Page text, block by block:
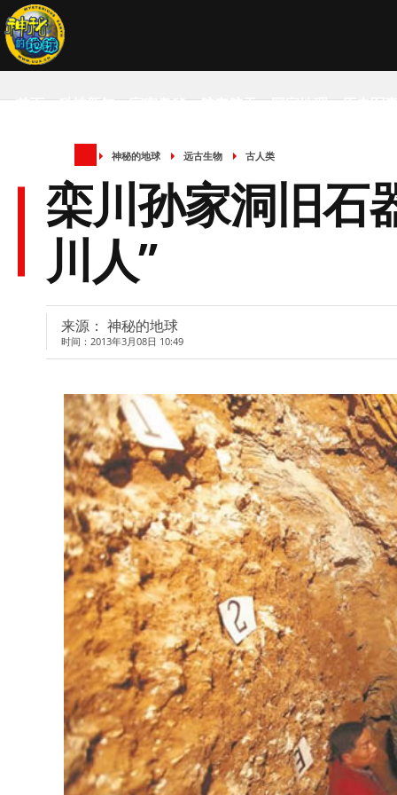
首页 科技新知 宇宙奥秘 航空航天 国家地理 历史军
SCIENCE NEWS
神秘的地球 远古生物 古人类
栾川孙家洞旧石
川人”
来源： 神秘的地球
时间：2013年3月08日 10:49